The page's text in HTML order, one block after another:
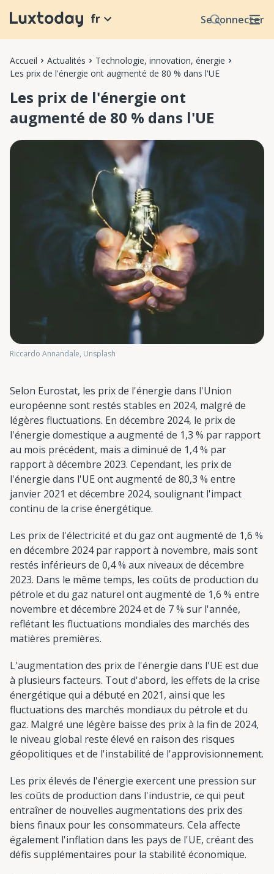
Se connecter
fr
Accueil Actualités
Technologie, innovation, énergie
Les prix de l'énergie ont augmenté de 80 % dans l'UE
Les prix de l'énergie ont
augmenté de 80 % dans l'UE
Riccardo Annandale, Unsplash
Selon Eurostat, les prix de l'énergie dans l'Union
européenne sont restés stables en 2024, malgré de
légères fluctuations. En décembre 2024, le prix de
l'énergie domestique a augmenté de 1,3 % par rapport
au mois précédent, mais a diminué de 1,4 % par
rapport à décembre 2023. Cependant, les prix de
l'énergie dans l'UE ont augmenté de 80,3 % entre
janvier 2021 et décembre 2024, soulignant l'impact
continu de la crise énergétique.
Les prix de l'électricité et du gaz ont augmenté de 1,6 %
en décembre 2024 par rapport à novembre, mais sont
restés inférieurs de 0,4 % aux niveaux de décembre
2023. Dans le même temps, les coûts de production du
pétrole et du gaz naturel ont augmenté de 1,6 % entre
novembre et décembre 2024 et de 7 % sur l'année,
reflétant les fluctuations mondiales des marchés des
matières premières.
L'augmentation des prix de l'énergie dans l'UE est due
à plusieurs facteurs. Tout d'abord, les effets de la crise
énergétique qui a débuté en 2021, ainsi que les
fluctuations des marchés mondiaux du pétrole et du
gaz. Malgré une légère baisse des prix à la fin de 2024,
le niveau global reste élevé en raison des risques
géopolitiques et de l'instabilité de l'approvisionnement.
Les prix élevés de l'énergie exercent une pression sur
les coûts de production dans l'industrie, ce qui peut
entraîner de nouvelles augmentations des prix des
biens finaux pour les consommateurs. Cela affecte
également l'inflation dans les pays de l'UE, créant des
défis supplémentaires pour la stabilité économique.